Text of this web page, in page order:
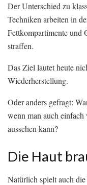
Der Unterschied zu
Techniken arbeiten in
Fettkompartimente und
straffen.
Das Ziel lautet heute
Wiederherstellung.
Oder anders gefragt:
wenn man auch
aussehen kann?
Die Haut
Natürlich spielt auch